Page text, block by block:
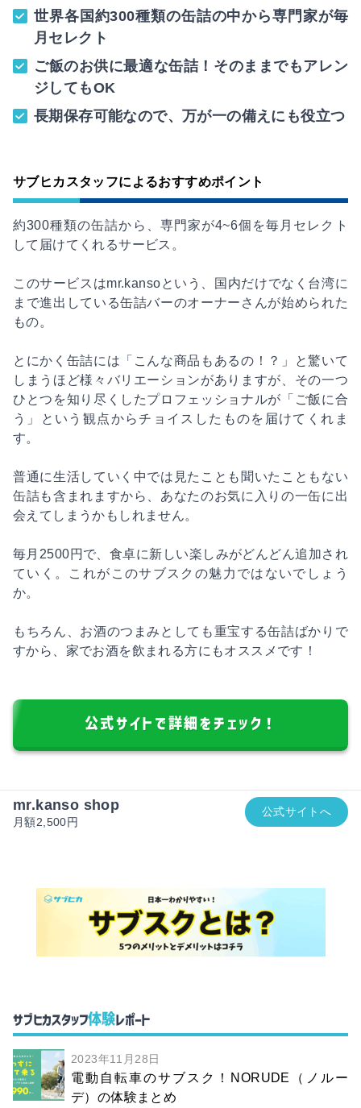
世界各国約300種類の缶詰の中から専門家が毎
月セレクト
ご飯のお供に最適な缶詰！そのままでもアレン
ジしてもOK
長期保存可能なので、万が一の備えにも役立つ
サブヒカスタッフによるおすすめポイント
約300種類の缶詰から、専門家が4~6個を毎月セレクト
して届けてくれるサービス。
このサービスはmr.kansoという、国内だけでなく台湾に
まで進出している缶詰バーのオーナーさんが始められた
もの。
とにかく缶詰には「こんな商品もあるの！？」と驚いて
しまうほど様々バリエーションがありますが、その一つ
ひとつを知り尽くしたプロフェッショナルが「ご飯に合
う」という観点からチョイスしたものを届けてくれま
す。
普通に生活していく中では見たことも聞いたこともない
缶詰も含まれますから、あなたのお気に入りの一缶に出
会えてしまうかもしれません。
毎月2500円で、食卓に新しい楽しみがどんどん追加され
ていく。これがこのサブスクの魅力ではないでしょう
か。
もちろん、お酒のつまみとしても重宝する缶詰ばかりで
すから、家でお酒を飲まれる方にもオススメです！
公式サイトで詳細をチェック！
mr.kanso shop
月額2,500円
公式サイトへ
サブヒカスタッフ体験レポート
2023年11月28日
電動自転車のサブスク！NORUDE（ノルー
デ）の体験まとめ